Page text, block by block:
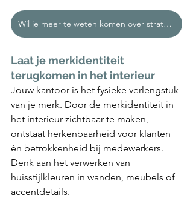
Wil je meer te weten komen over strategische interieurs?
Laat je merkidentiteit
terugkomen in het interieur
Jouw kantoor is het fysieke verlengstuk
van je merk. Door de merkidentiteit in
het interieur zichtbaar te maken,
ontstaat herkenbaarheid voor klanten
én betrokkenheid bij medewerkers.
Denk aan het verwerken van
huisstijlkleuren in wanden, meubels of
accentdetails.